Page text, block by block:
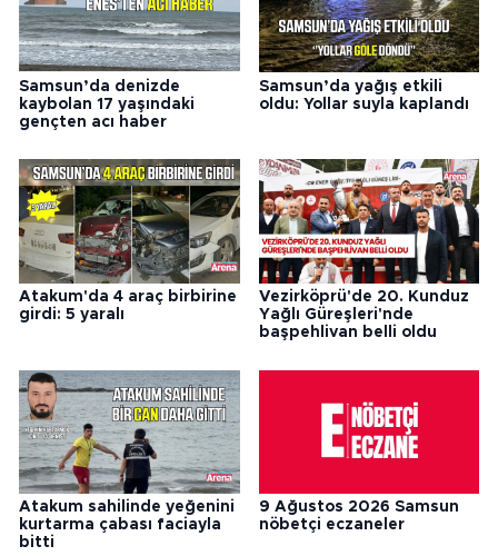
Samsun’da denizde
kaybolan 17 yaşındaki
gençten acı haber
Samsun’da yağış etkili
oldu: Yollar suyla kaplandı
Atakum'da 4 araç birbirine
girdi: 5 yaralı
Vezirköprü'de 20. Kunduz
Yağlı Güreşleri'nde
başpehlivan belli oldu
Atakum sahilinde yeğenini
kurtarma çabası faciayla
bitti
9 Ağustos 2026 Samsun
nöbetçi eczaneler